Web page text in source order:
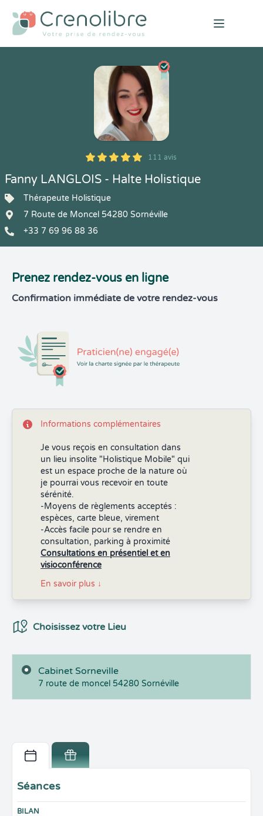
Open
5
1
5
111 111 avis
Fanny LANGLOIS - Halte Holistique
Thérapeute Holistique
7 Route de Moncel 54280 Sornéville
+33 7 69 96 88 36
Prenez rendez-vous en ligne
Confirmation immédiate de votre rendez-vous
Informations complémentaires
Je vous reçois en consultation dans
un lieu insolite "Holistique Mobile" qui
est un espace proche de la nature où
je pourrai vous recevoir en toute
sérénité.
-Moyens de règlements acceptés :
espèces, carte bleue, virement
-Accès facile pour se rendre en
consultation, parking à proximité
Consultations en présentiel et en
visioconférence
En savoir plus ↓
Choix du Lieux
Choisissez votre Lieu
Cabinet Sorneville
7 route de moncel 54280 Sornéville
Séances
BILAN